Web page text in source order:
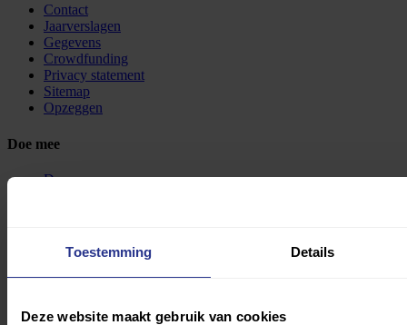
Toestemming Details
Deze website maakt gebruik van cookies
Contact
Jaarverslagen
Gegevens
Crowdfunding
Privacy statement
Sitemap
Opzeggen
Doe mee
Doneren
Voor scholen
Blijf op de hoogte
Abonneer je op onze nieuwsbrief en blijf op de hoogte van onze